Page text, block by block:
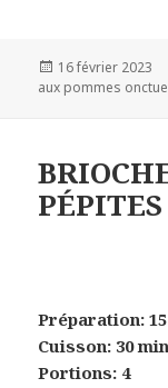
Publié
le
16 février 2023
aux pommes
Préparation:
Cuisson: 30
Portions: 4